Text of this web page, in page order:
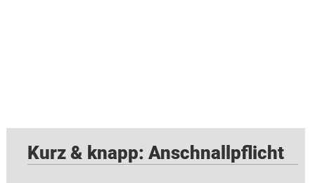
Kurz & knapp: Anschnallpflicht